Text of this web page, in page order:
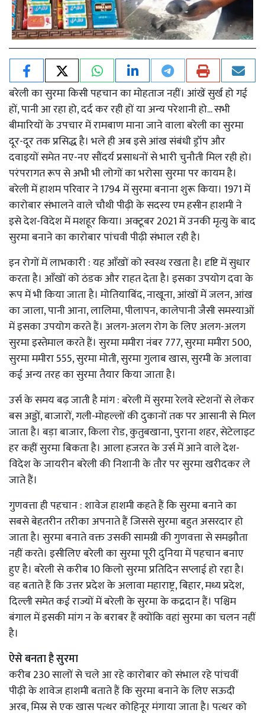
बरेली का सुरमा किसी पहचान का मोहताज नहीं। आंखें सुर्ख हो गई
हों, पानी आ रहा हो, दर्द कर रही हों या अन्य परेशानी हो... सभी
बीमारियों के उपचार में रामबाण माना जाने वाला बरेली का सुरमा
दूर-दूर तक प्रसिद्ध है। भले ही अब इसे आंख संबंधी ड्रॉप और
दवाइयों समेत नए-नए सौंदर्य प्रसाधनों से भारी चुनौती मिल रही हो।
परंपरागत रूप से अभी भी लोगों का भरोसा सुरमा पर कायम है।
बरेली में हाशम परिवार ने 1794 में सुरमा बनाना शुरू किया। 1971 में
कारोबार संभालने वाले चौथी पीढ़ी के सदस्य एम हसीन हाशमी ने
इसे देश-विदेश में मशहूर किया। अक्टूबर 2021 में उनकी मृत्यु के बाद
सुरमा बनाने का कारोबार पांचवी पीढ़ी संभाल रही है।
इन रोगों में लाभकारी : यह आँखों को स्वस्थ रखता है। दृष्टि में सुधार
करता है। आँखों को ठंडक और राहत देता है। इसका उपयोग दवा के
रूप में भी किया जाता है। मोतियाबिंद, नाखूना, आंखों में जलन, आंख
का जाला, पानी आना, लालिमा, पीलापन, कालेपानी जैसी समस्याओं
में इसका उपयोग करते हैं। अलग-अलग रोग के लिए अलग-अलग
सुरमा इस्तेमाल करते हैं। सुरमा ममीरा नंबर 777, सुरमा ममीरा 500,
सुरमा ममीरा 555, सुरमा मोती, सुरमा गुलाब खास, सुरमी के अलावा
कई अन्य तरह का सुरमा तैयार किया जाता है।
उर्स के समय बढ़ जाती है मांग : बरेली में सुरमा रेलवे स्टेशनों से लेकर
बस अड्डों, बाजारों, गली-मोहल्लों की दुकानों तक पर आसानी से मिल
जाता है। बड़ा बाजार, किला रोड, कुतुबखाना, पुराना शहर, सेटेलाइट
हर कहीं सुरमा बिकता है। आला हजरत के उर्स में आने वाले देश-
विदेश के जायरीन बरेली की निशानी के तौर पर सुरमा खरीदकर ले
जाते हैं।
गुणवत्ता ही पहचान : शावेज हाशमी कहते हैं कि सुरमा बनाने का
सबसे बेहतरीन तरीका अपनाते हैं जिससे सुरमा बहुत असरदार हो
जाता है। सुरमा बनाते वक्त उसकी सामग्री की गुणवत्ता से समझौता
नहीं करते। इसीलिए बरेली का सुरमा पूरी दुनिया में पहचान बनाए
हुए है। बरेली से करीब 10 किलो सुरमा प्रतिदिन सप्लाई हो रहा है।
वह बताते हैं कि उत्तर प्रदेश के अलावा महाराष्ट्र, बिहार, मध्य प्रदेश,
दिल्ली समेत कई राज्यों में बरेली के सुरमा के कद्रदान हैं। पश्चिम
बंगाल में इसकी मांग न के बराबर हैं क्योंकि वहां सुरमा का चलन नहीं
है।
ऐसे बनता है सुरमा
करीब 230 सालों से चले आ रहे कारोबार को संभाल रहे पांचवीं
पीढ़ी के शावेज हाशमी बताते हैं कि सुरमा बनाने के लिए सऊदी
अरब, मिस्र से एक खास पत्थर कोहिनूर मंगाया जाता है। पत्थर को